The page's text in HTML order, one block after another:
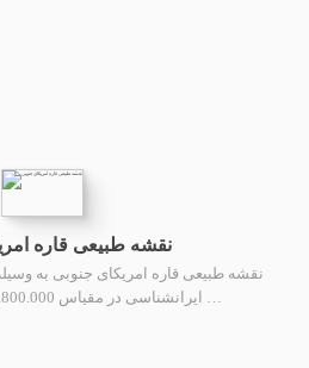
نقشه طبیعی قاره
نقشه طبیعی قاره امریکای جنوبی به
ایرانشناسی در مقیاس 1:8.800.000 در اندازه 100*70 …